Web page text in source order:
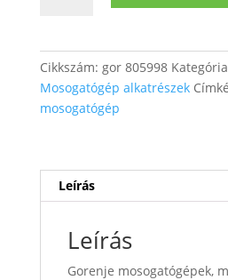
mennyiség
Cikkszám: gor 805998
Mosogatógép alkatrészek
mosogatógép
Leírás
Leírás
Gorenje mosogatógépek,